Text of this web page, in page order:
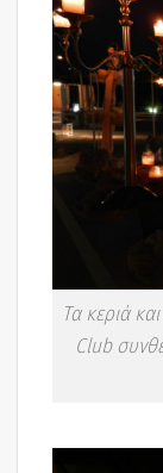
Τα κεριά
Club